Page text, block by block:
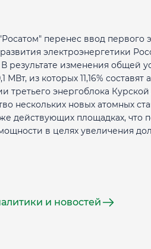
перенес ввод первого
электроэнергетики
результате изменения общей
МВт, из которых 11,16%
третьего энергоблока
нескольких новых атомных
действующих площадках, что
в целях увеличения
и новостей